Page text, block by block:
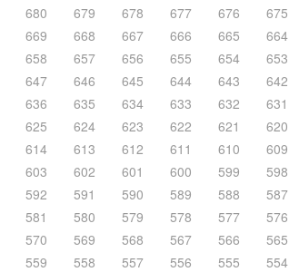
680 679 678 677 676 675
669 668 667 666 665 664
658 657 656 655 654 653
647 646 645 644 643 642
636 635 634 633 632 631
625 624 623 622 621 620
614 613 612 611 610 609
603 602 601 600 599 598
592 591 590 589 588 587
581 580 579 578 577 576
570 569 568 567 566 565
559 558 557 556 555 554